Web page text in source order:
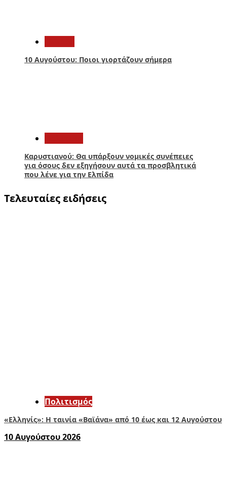
10 Αυγούστου: Ποιοι γιορτάζουν σήμερα
Καρυστιανού: Θα υπάρξουν νομικές συνέπειες
για όσους δεν εξηγήσουν αυτά τα προσβλητικά
που λένε για την Ελπίδα
Τελευταίες ειδήσεις
Πολιτισμός
«Ελληνίς»: Η ταινία «Βαϊάνα» από 10 έως και 12 Αυγούστου
10 Αυγούστου 2026